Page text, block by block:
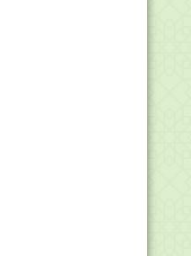
Agama Harus